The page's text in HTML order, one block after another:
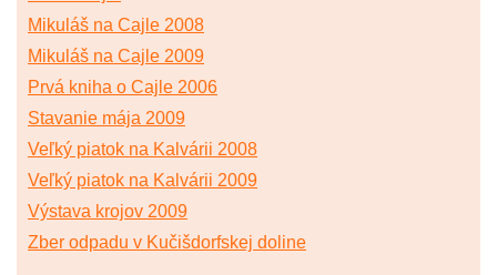
Mikuláš na Cajle 2008
Mikuláš na Cajle 2009
Prvá kniha o Cajle 2006
Stavanie mája 2009
Veľký piatok na Kalvárii 2008
Veľký piatok na Kalvárii 2009
Výstava krojov 2009
Zber odpadu v Kučišdorfskej doline